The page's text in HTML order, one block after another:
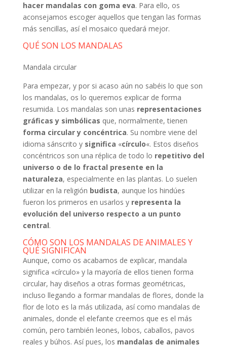
hacer mandalas con goma eva. Para ello, os
aconsejamos escoger aquellos que tengan las formas
más sencillas, así el mosaico quedará mejor.
QUÉ SON LOS MANDALAS
Mandala circular
Para empezar, y por si acaso aún no sabéis lo que son
los mandalas, os lo queremos explicar de forma
resumida. Los mandalas son unas representaciones
gráficas y simbólicas que, normalmente, tienen
forma circular y concéntrica. Su nombre viene del
idioma sánscrito y significa «círculo«. Estos diseños
concéntricos son una réplica de todo lo repetitivo del
universo o de lo fractal presente en la
naturaleza, especialmente en las plantas. Lo suelen
utilizar en la religión budista, aunque los hindúes
fueron los primeros en usarlos y representa la
evolución del universo respecto a un punto
central.
CÓMO SON LOS MANDALAS DE ANIMALES Y
QUÉ SIGNIFICAN
Aunque, como os acabamos de explicar, mandala
significa «círculo» y la mayoría de ellos tienen forma
circular, hay diseños a otras formas geométricas,
incluso llegando a formar mandalas de flores, donde la
flor de loto es la más utilizada, así como mandalas de
animales, donde el elefante creemos que es el más
común, pero también leones, lobos, caballos, pavos
reales y búhos. Así pues, los mandalas de animales